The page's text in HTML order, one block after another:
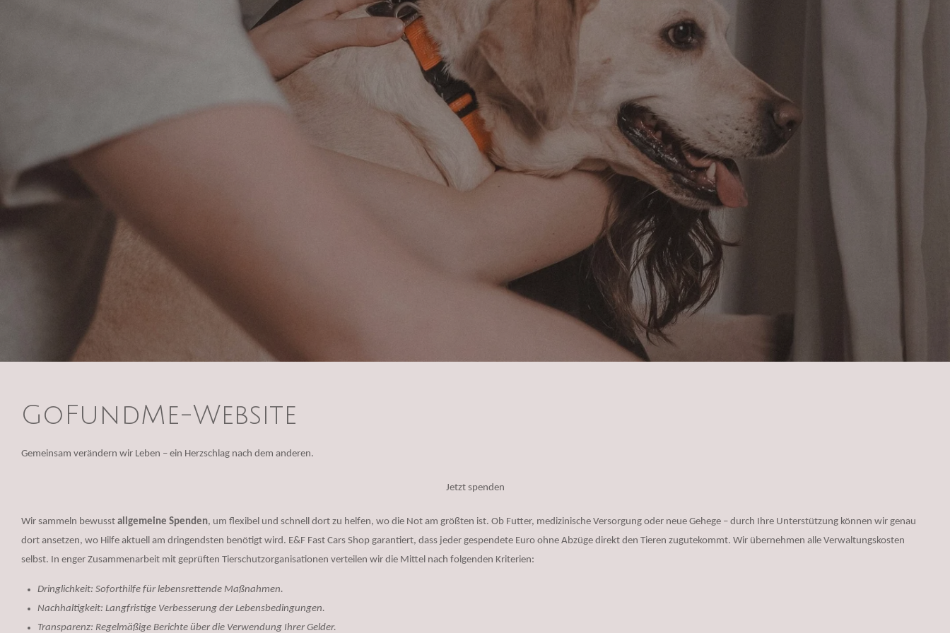
GoFundMe-Website
Gemeinsam verändern wir Leben – ein Herzschlag nach dem anderen.
Jetzt spenden
Wir sammeln bewusst allgemeine Spenden, um flexibel und schnell dort zu helfen, wo die Not am größten ist. Ob Futter, medizinische Versorgung oder neue Gehege – durch Ihre Unterstützung können wir genau
dort ansetzen, wo Hilfe aktuell am dringendsten benötigt wird. E&F Fast Cars Shop garantiert, dass jeder gespendete Euro ohne Abzüge direkt den Tieren zugutekommt. Wir übernehmen alle Verwaltungskosten
selbst. In enger Zusammenarbeit mit geprüften Tierschutzorganisationen verteilen wir die Mittel nach folgenden Kriterien:
Dringlichkeit: Soforthilfe für lebensrettende Maßnahmen.
Nachhaltigkeit: Langfristige Verbesserung der Lebensbedingungen.
Transparenz: Regelmäßige Berichte über die Verwendung Ihrer Gelder.